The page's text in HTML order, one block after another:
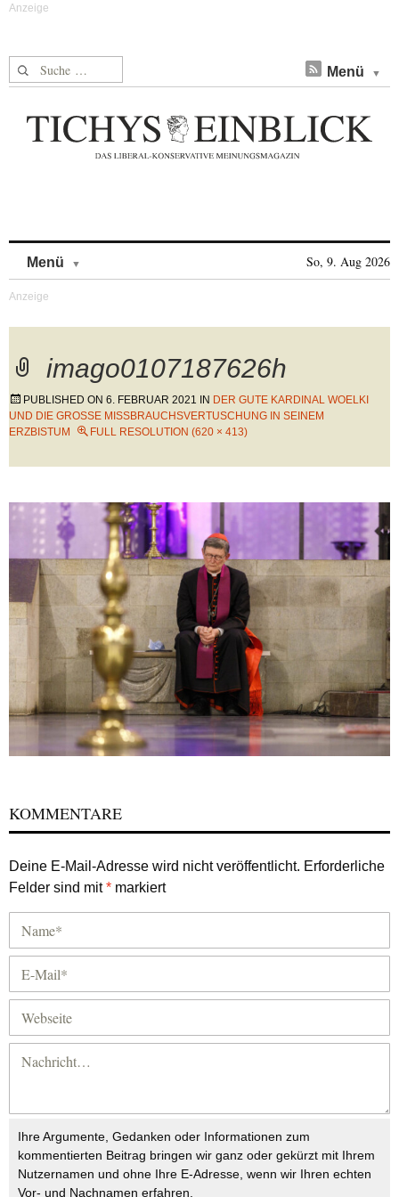
Suche nach: Menü
Menü So, 9. Aug 2026
imago0107187626h
PUBLISHED ON 6. FEBRUAR 2021 IN DER GUTE KARDINAL WOELKI
UND DIE GROSSE MISSBRAUCHSVERTUSCHUNG IN SEINEM E
RZBISTUM
FULL RESOLUTION (620 × 413)
KOMMENTARE
Deine E-Mail-Adresse wird nicht veröffentlicht. Erforderliche
Felder sind mit* markiert
Ihre Argumente, Gedanken oder Informationen zum
kommentierten Beitrag bringen wir ganz oder gekürzt mit Ihrem
Nutzernamen und ohne Ihre E-Adresse, wenn wir Ihren echten
Vor- und Nachnamen erfahren.